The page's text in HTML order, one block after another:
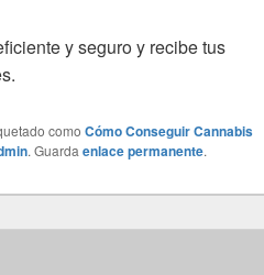
y seguro y recibe tus
como Cómo Conseguir Cannabis
. Guarda enlace permanente.